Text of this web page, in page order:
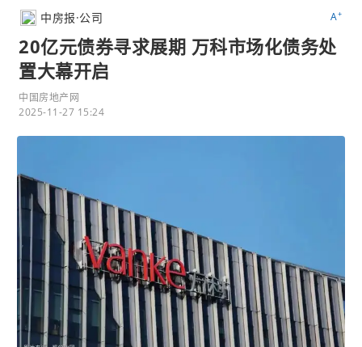
中房报·公司 A+
20亿元债券寻求展期 万科市场化债务处
置大幕开启
中国房地产网
2025-11-27 15:24